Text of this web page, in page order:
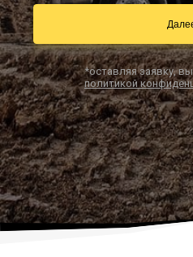
*оставляя заявку,
политикой